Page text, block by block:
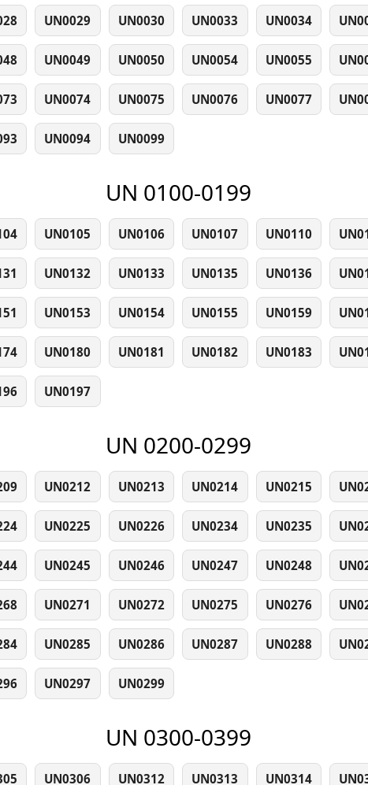
UN0029 UN0030 UN0033 UN0034
UN0049 UN0050 UN0054 UN0055
UN0074 UN0075 UN0076 UN0077
UN0094 UN0099
UN 0100-0199
UN0105 UN0106 UN0107 UN0110
UN0132 UN0133 UN0135 UN0136
UN0153 UN0154 UN0155 UN0159
UN0180 UN0181 UN0182 UN0183
UN0197
UN 0200-0299
UN0212 UN0213 UN0214 UN0215
UN0225 UN0226 UN0234 UN0235
UN0245 UN0246 UN0247 UN0248
UN0271 UN0272 UN0275 UN0276
UN0285 UN0286 UN0287 UN0288
UN0297 UN0299
UN 0300-0399
UN0306 UN0312 UN0313 UN0314